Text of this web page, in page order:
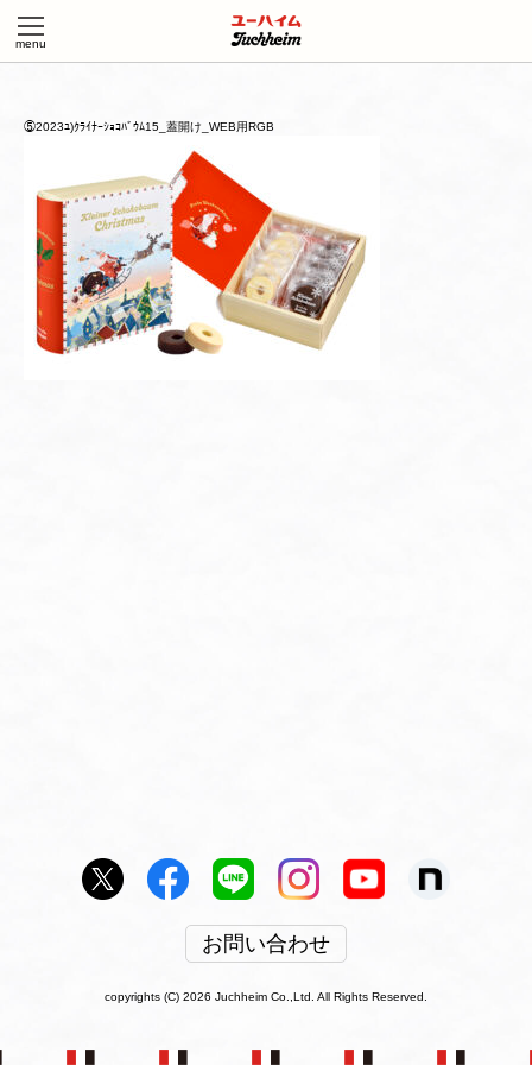
⑤2023ﾕ)ｸﾗｲﾅｰｼｮｺﾊﾞｳﾑ15_蓋開け_WEB用RGB
お問い合わせ
copyrights (C) 2026 Juchheim Co.,Ltd. All Rights Reserved.